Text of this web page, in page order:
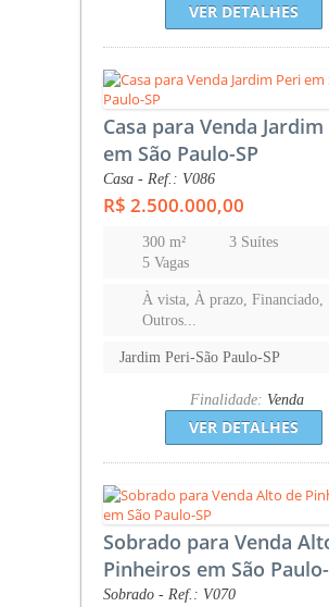
VER DETALHES
Casa para Venda
em São Paulo-SP
Casa - Ref.: V086
R$ 2.500.000,00
300 m²
3 Suítes
5 Vagas
À vista, À prazo, Financiado,
Outros...
Jardim Peri-São Paulo-SP
Finalidade: Venda
VER DETALHES
Sobrado para Venda
Pinheiros em São
Sobrado - Ref.: V070